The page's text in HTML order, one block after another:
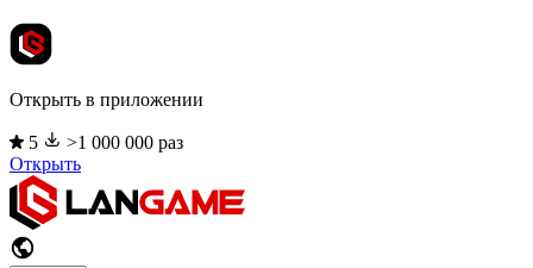
Открыть в приложении
5
>1 000 000 раз
Открыть